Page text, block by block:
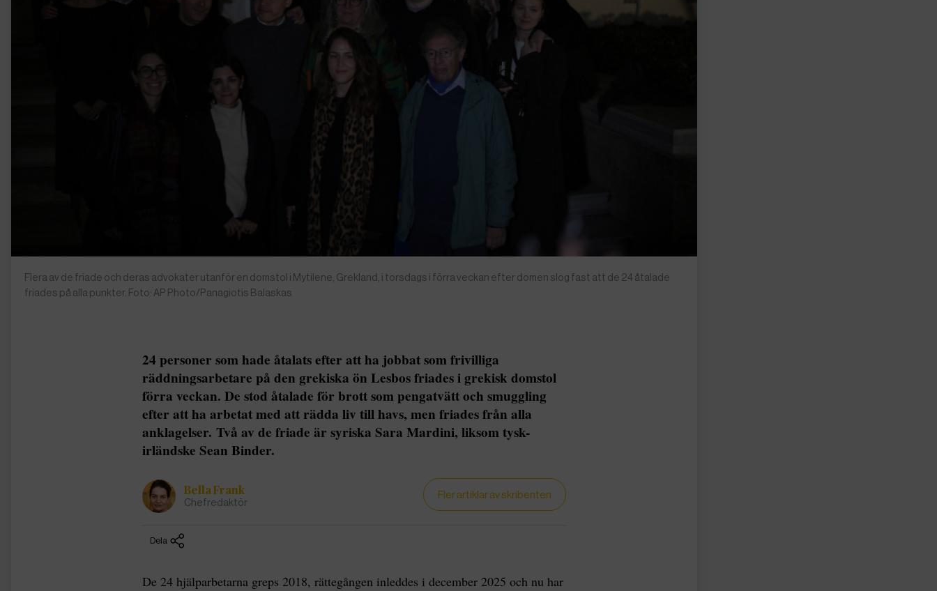
Flera av de friade och deras advokater utanför en domstol i Mytilene, Grekland, i torsdags i förra veckan efter domen slog fast att de 24 åtalade
friades på alla punkter. Foto: AP Photo/Panagiotis Balaskas
24 personer som hade åtalats efter att ha jobbat som frivilliga
räddningsarbetare på den grekiska ön Lesbos friades i grekisk domstol
förra veckan. De stod åtalade för brott som pengatvätt och smuggling
efter att ha arbetat med att rädda liv till havs, men friades från alla
anklagelser. Två av de friade är syriska Sara Mardini, liksom tysk-
irländske Sean Binder.
Bella Frank
Chefredaktör
Fler artiklar av skribenten
Dela
De 24 hjälparbetarna greps 2018, rättegången inleddes i december 2025 och nu har